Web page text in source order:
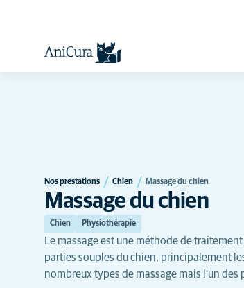
Nos prestations Chien Massage du chien
Massage du chien
Chien Physiothérapie
Le massage est une méthode de
parties souples du chien, principalement
nombreux types de massage mais l'un des